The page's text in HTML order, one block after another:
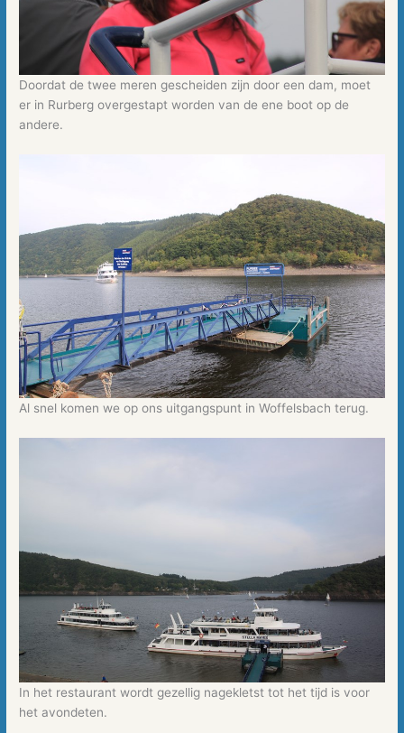
Doordat de twee meren gescheiden zijn door een dam, moet
er in Rurberg overgestapt worden van de ene boot op de
andere.
Al snel komen we op ons uitgangspunt in Woffelsbach terug.
In het restaurant wordt gezellig nagekletst tot het tijd is voor
het avondeten.